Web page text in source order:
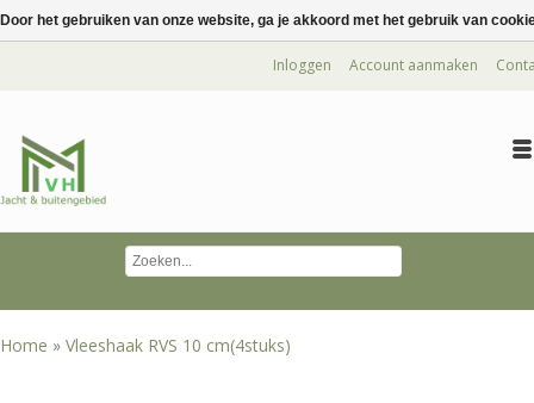
Inloggen Account aanmaken
Home » Vleeshaak RVS 10 cm(4stuks)
Door het gebruiken van onze website, ga je akkoord met het gebruik van